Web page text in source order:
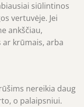
siūlintinos
vertuvėje. Jei
ankščiau,
ar krūmais, arba
nereikia daug
o palaipsniui.